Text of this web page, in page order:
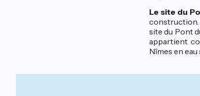
Le site du
construction.
site du Pont
appartient
Nîmes en